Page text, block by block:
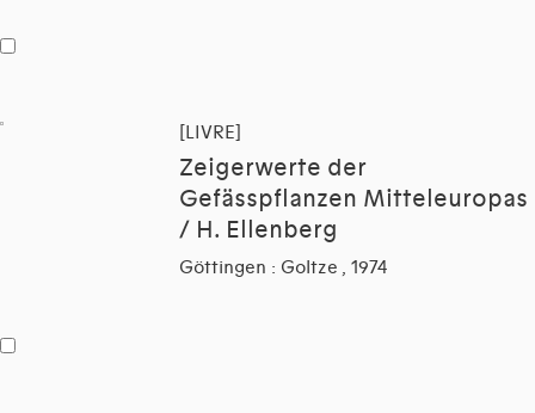
[LIVRE]
Zeigerwerte der
Gefässpflanzen Mitteleuropas
/ H. Ellenberg
Göttingen : Goltze , 1974